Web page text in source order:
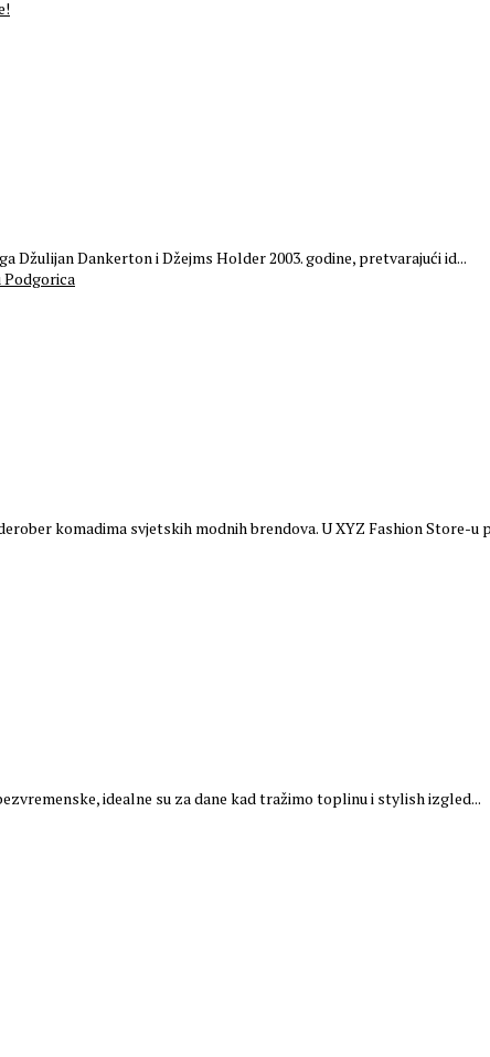
Džulijan Dankerton i Džejms Holder 2003. godine, pretvarajući id...
komadima svjetskih modnih brendova. U XYZ Fashion Store-u
idealne su za dane kad tražimo toplinu i stylish izgled...